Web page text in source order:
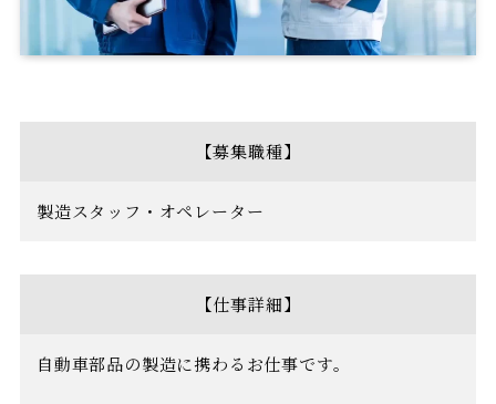
【募集職種】
製造スタッフ・オペレーター
【仕事詳細】
自動車部品の製造に携わるお仕事です。